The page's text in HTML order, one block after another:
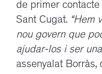
de primer
Sant Cugat. “Hem
nou govern que
ajudar-los i ser
assenyalat